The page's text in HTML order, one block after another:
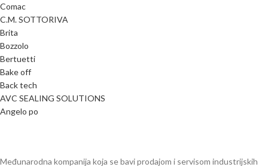
Comac
C.M. SOTTORIVA
Brita
Bozzolo
Bertuetti
Bake off
Back tech
AVC SEALING SOLUTIONS
Angelo po
Međunarodna kompanija koja se bavi prodajom i servisom industrijskih